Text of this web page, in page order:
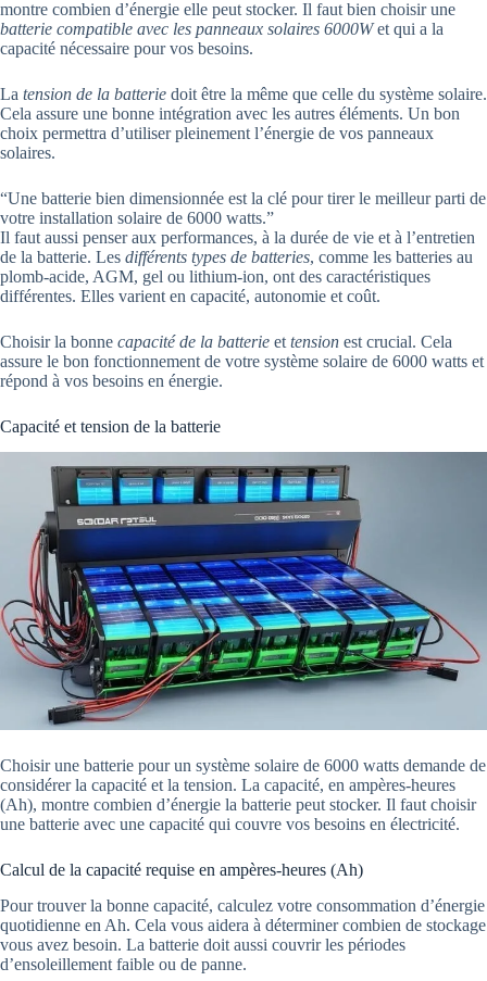
montre combien d’énergie elle peut stocker. Il faut bien choisir une
batterie compatible avec les panneaux solaires 6000Wet qui a la
capacité nécessaire pour vos besoins.
La tension de la batterie doit être la même que celle du système solaire.
Cela assure une bonne intégration avec les autres éléments. Un bon
choix permettra d’utiliser pleinement l’énergie de vos panneaux
solaires.
“Une batterie bien dimensionnée est la clé pour tirer le meilleur parti de
votre installation solaire de 6000 watts.”
Il faut aussi penser aux performances, à la durée de vie et à l’entretien
de la batterie. Les différents types de batteries, comme les batteries au
plomb-acide, AGM, gel ou lithium-ion, ont des caractéristiques
différentes. Elles varient en capacité, autonomie et coût.
Choisir la bonne capacité de la batterie et tension est crucial. Cela
assure le bon fonctionnement de votre système solaire de 6000 watts et
répond à vos besoins en énergie.
Capacité et tension de la batterie
Choisir une batterie pour un système solaire de 6000 watts demande de
considérer la capacité et la tension. La capacité, en ampères-heures
(Ah), montre combien d’énergie la batterie peut stocker. Il faut choisir
une batterie avec une capacité qui couvre vos besoins en électricité.
Calcul de la capacité requise en ampères-heures (Ah)
Pour trouver la bonne capacité, calculez votre consommation d’énergie
quotidienne en Ah. Cela vous aidera à déterminer combien de stockage
vous avez besoin. La batterie doit aussi couvrir les périodes
d’ensoleillement faible ou de panne.